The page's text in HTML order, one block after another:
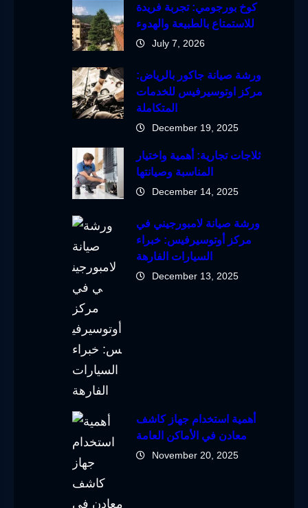
كوخ بورجومي: تجربة فريدة
للاستمتاع بالطبيعة والهدوء
July 7, 2026
ورشة صيانة جاكور بالرياض:
مركز اوتوسيرفيس للخدمات
المتكاملة
December 19, 2025
ثلاجات تجارية: أهمية واختيار
المناسبة وصيانتها
December 14, 2025
ورشة صيانة لامبورجيني في
مركز أوتوسيرفيس: خبراء
السيارات الفارهة
December 13, 2025
أهمية استخدام جهاز كاشف
معادن في الأماكن العامة
November 20, 2025